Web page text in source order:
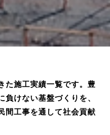
施工実績一覧です。 豊
けない基盤づくりを、
間工事を通して社会貢献